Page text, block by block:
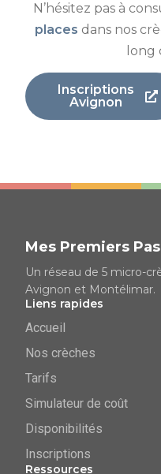
N’hésitez pas à
places dans nos
long
Inscriptions
Avignon
Mes Premiers Pas
Un réseau de 5 micro-
Avignon et Montélimar.
Liens rapides
Accueil
Nos crèches
Tarifs
Simulateur de coût
Disponibilités
Inscriptions
Ressources